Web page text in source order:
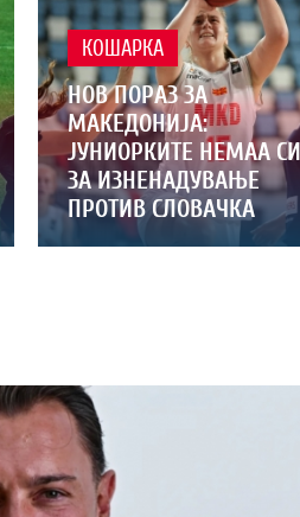
КОШАРКА
НОВ ПОРАЗ ЗА
МАКЕДОНИЈА:
ЈУНИОРКИТЕ НЕМАА
ЗА ИЗНЕНАДУВАЊЕ
ПРОТИВ СЛОВАЧКА